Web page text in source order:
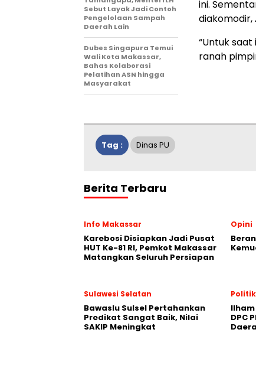
ini.
diakomodir,
“Untuk
ranah
Sebut Layak Jadi Contoh
Pengelolaan Sampah
Daerah Lain
Dubes Singapura Temui
Wali Kota Makassar,
Bahas Kolaborasi
Pelatihan ASN hingga
Masyarakat
Tag : Dinas PU
Berita Terbaru
Info Makassar
Karebosi Disiapkan Jadi Pusat
HUT Ke-81 RI, Pemkot Makassar
Matangkan Seluruh Persiapan
Opini
Sulawesi Selatan
Bawaslu Sulsel Pertahankan
Predikat Sangat Baik, Nilai
SAKIP Meningkat
Politik
Ilham
DPC